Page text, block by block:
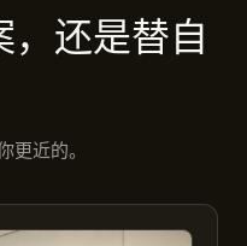
还是替自
更近的。